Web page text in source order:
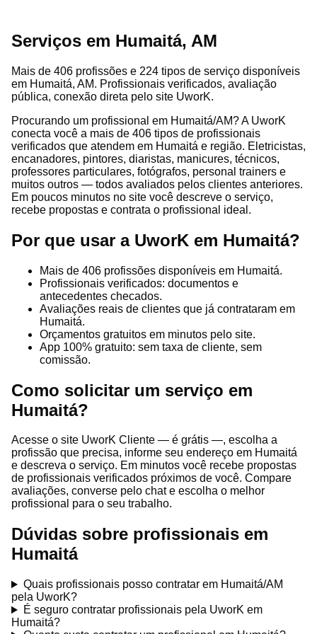
Serviços em Humaitá, AM
Mais de 406 profissões e 224 tipos de serviço disponíveis
em Humaitá, AM. Profissionais verificados, avaliação
pública, conexão direta pelo site UworK.
Procurando um profissional em Humaitá/AM? A UworK
conecta você a mais de 406 tipos de profissionais
verificados que atendem em Humaitá e região. Eletricistas,
encanadores, pintores, diaristas, manicures, técnicos,
professores particulares, fotógrafos, personal trainers e
muitos outros — todos avaliados pelos clientes anteriores.
Em poucos minutos no site você descreve o serviço,
recebe propostas e contrata o profissional ideal.
Por que usar a UworK em Humaitá?
Mais de 406 profissões disponíveis em Humaitá.
Profissionais verificados: documentos e
antecedentes checados.
Avaliações reais de clientes que já contrataram em
Humaitá.
Orçamentos gratuitos em minutos pelo site.
App 100% gratuito: sem taxa de cliente, sem
comissão.
Como solicitar um serviço em
Humaitá?
Acesse o site UworK Cliente — é grátis —, escolha a
profissão que precisa, informe seu endereço em Humaitá
e descreva o serviço. Em minutos você recebe propostas
de profissionais verificados próximos de você. Compare
avaliações, converse pelo chat e escolha o melhor
profissional para o seu trabalho.
Dúvidas sobre profissionais em
Humaitá
Quais profissionais posso contratar em Humaitá/AM
pela UworK?
É seguro contratar profissionais pela UworK em
Humaitá?